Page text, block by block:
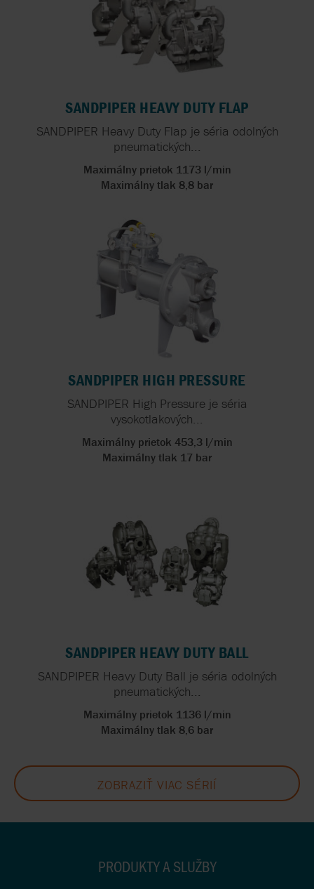
SANDPIPER HEAVY DUTY FLAP
SANDPIPER Heavy Duty Flap je séria odolných
pneumatických...
Maximálny prietok 1173 l/min
Maximálny tlak 8,8 bar
SANDPIPER HIGH PRESSURE
SANDPIPER High Pressure je séria
vysokotlakových...
Maximálny prietok 453,3 l/min
Maximálny tlak 17 bar
SANDPIPER HEAVY DUTY BALL
SANDPIPER Heavy Duty Ball je séria odolných
pneumatických...
Maximálny prietok 1136 l/min
Maximálny tlak 8,6 bar
ZOBRAZIŤ VIAC SÉRIÍ
PRODUKTY A SLUŽBY